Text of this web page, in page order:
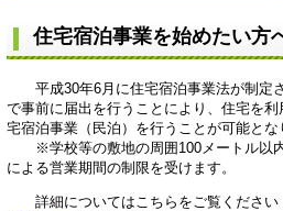
住宅宿泊事業を始めたい方
平成30年6月に住宅宿泊事業法が制定
で事前に届出を行うことにより、住宅を
宅宿泊事業（民泊）を行うことが可能とな
※学校等の敷地の周囲100メートル以内
による営業期間の制限を受けます。
詳細についてはこちらをご覧くださ